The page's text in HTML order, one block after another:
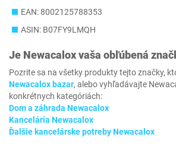
EAN: 8002125788353
ASIN: B07FY9LMQH
Je Newacaloxvaša obľúbená
Pozrite sa na všetky produkty tejto značky,
Newacalox bazar, alebo vyhľadávajte
konkrétnych kategóriách:
Dom a záhrada Newacalox
Kancelária Newacalox
Ďalšie kancelárske potreby Newacalox